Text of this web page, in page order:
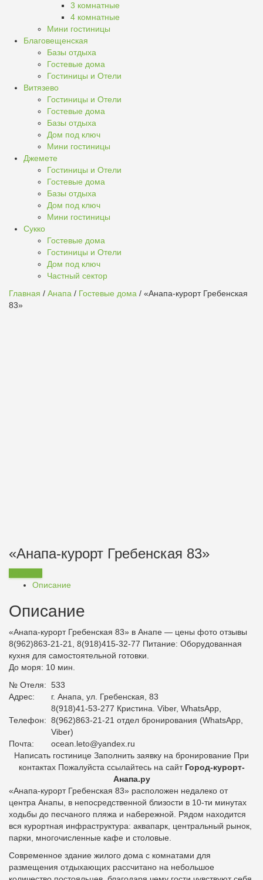
3 комнатные
4 комнатные
Мини гостиницы
Благовещенская
Базы отдыха
Гостевые дома
Гостиницы и Отели
Витязево
Гостиницы и Отели
Гостевые дома
Базы отдыха
Дом под ключ
Мини гостиницы
Джемете
Гостиницы и Отели
Гостевые дома
Базы отдыха
Дом под ключ
Мини гостиницы
Сукко
Гостевые дома
Гостиницы и Отели
Дом под ключ
Частный сектор
Главная / Анапа / Гостевые дома / «Анапа-курорт Гребенская
83»
«Анапа-курорт Гребенская 83»
Описание
Описание
«Анапа-курорт Гребенская 83» в Анапе — цены фото отзывы
8(962)863-21-21, 8(918)415-32-77 Питание: Оборудованная
кухня для самостоятельной готовки.
До моря: 10 мин.
№ Отеля: 533
Адрес:
г. Анапа, ул. Гребенская, 83
Телефон:
8(918)41-53-277 Кристина. Viber, WhatsApp,
8(962)863-21-21 отдел бронирования (WhatsApp,
Viber)
Почта:
ocean.leto@yandex.ru
Написать гостинице Заполнить заявку на бронирование При
контактах Пожалуйста ссылайтесь на сайт Город-курорт-
Анапа.ру
«Анапа-курорт Гребенская 83» расположен недалеко от
центра Анапы, в непосредственной близости в 10-ти минутах
ходьбы до песчаного пляжа и набережной. Рядом находится
вся курортная инфраструктура: аквапарк, центральный рынок,
парки, многочисленные кафе и столовые.
Современное здание жилого дома с комнатами для
размещения отдыхающих рассчитано на небольшое